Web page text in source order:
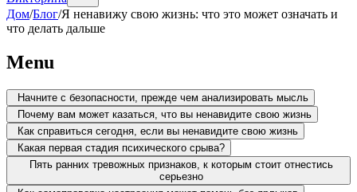
Дом/Блог/Я ненавижу свою жизнь: что это может означать и
что делать дальше
Menu
Начните с безопасности, прежде чем анализировать мысль
Почему вам может казаться, что вы ненавидите свою жизнь
Как справиться сегодня, если вы ненавидите свою жизнь
Какая первая стадия психического срыва?
Пять ранних тревожных признаков, к которым стоит отнестись
серьезно